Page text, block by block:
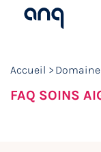
Accueil
FAQ SOINS